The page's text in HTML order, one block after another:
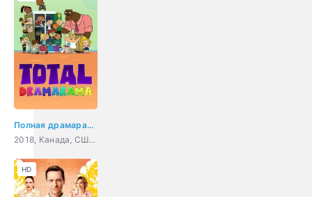
Полная драмарама
2018, Канада, США, мультфильм, комедия, семейный
HD